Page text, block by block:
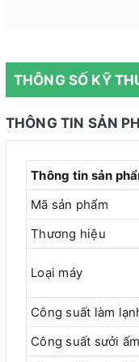
THÔNG SỐ KỸ
THÔNG TIN SẢN
Thông tin sản
Mã sản phẩm
Thương hiệu
Loại máy
Công suất làm
Công suất sưởi ấm